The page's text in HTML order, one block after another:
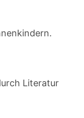
Literatur